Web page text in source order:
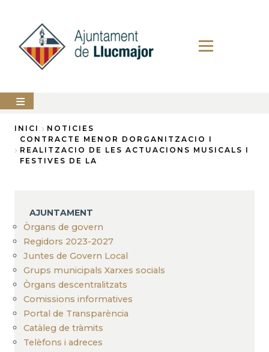
contingut
AJUNTAMENT
LLUCMAJOR
PERFIL
DEL
CONTRACTANT
ANUNCIS
Fil
d'Ariadna
INICI
NOTICIES
CONTRACTE MENOR DORGANITZACIO I
REALITZACIO DE LES ACTUACIONS MUSICALS I
FESTIVES DE LA
AJUNTAMENT
Òrgans de govern
Regidors 2023-2027
Juntes de Govern Local
Grups municipals Xarxes socials
Òrgans descentralitzats
Comissions informatives
Portal de Transparència
Catàleg de tràmits
Telèfons i adreces